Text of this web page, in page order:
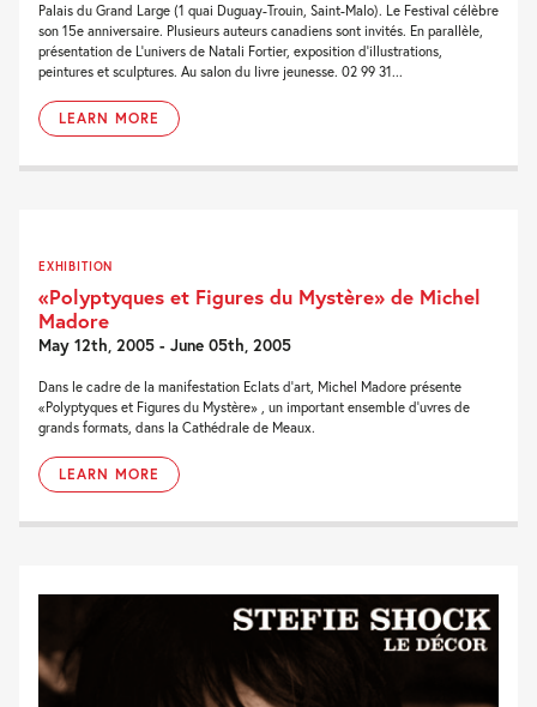
Palais du Grand Large (1 quai Duguay-Trouin, Saint-Malo). Le Festival célèbre
son 15e anniversaire. Plusieurs auteurs canadiens sont invités. En parallèle,
présentation de L'univers de Natali Fortier, exposition d'illustrations,
peintures et sculptures. Au salon du livre jeunesse. 02 99 31...
LEARN MORE
EXHIBITION
«Polyptyques et Figures du Mystère» de Michel
Madore
May 12th, 2005 - June 05th, 2005
Dans le cadre de la manifestation Eclats d'art, Michel Madore présente
«Polyptyques et Figures du Mystère» , un important ensemble d'uvres de
grands formats, dans la Cathédrale de Meaux.
LEARN MORE